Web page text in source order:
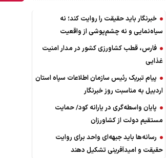
خبرنگار باید حقیقت را روایت کند؛ نه
سیاه‌نمایی و نه چشم‌پوشی از واقعیت
فارس، قطب کشاورزی کشور در مدار امنیت
غذایی
پیام تبریک رئیس سازمان اطلاعات سپاه استان
اردبیل به مناسبت روز خبرنگار
پایان واسطه‌گری در یارانه کود/ حمایت
مستقیم دولت از کشاورزان
رسانه‌ها باید جبهه‌ای واحد برای روایت
حقیقت و امیدآفرینی تشکیل دهند